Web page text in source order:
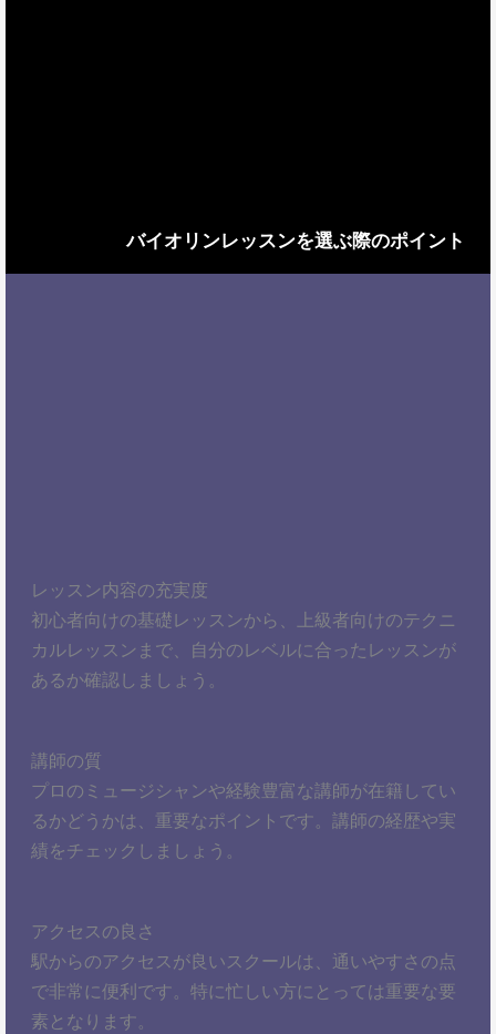
バイオリンレッスンを選ぶ際のポイント
レッスン内容の充実度
初心者向けの基礎レッスンから、上級者向けのテクニ
カルレッスンまで、自分のレベルに合ったレッスンが
あるか確認しましょう。
講師の質
プロのミュージシャンや経験豊富な講師が在籍してい
るかどうかは、重要なポイントです。講師の経歴や実
績をチェックしましょう。
アクセスの良さ
駅からのアクセスが良いスクールは、通いやすさの点
で非常に便利です。特に忙しい方にとっては重要な要
素となります。